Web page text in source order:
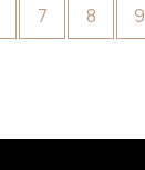
7 8 9